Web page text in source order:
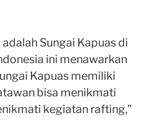
Sungai Kapuas di
ini menawarkan
Kapuas memiliki
bisa menikmati
kegiatan rafting,”